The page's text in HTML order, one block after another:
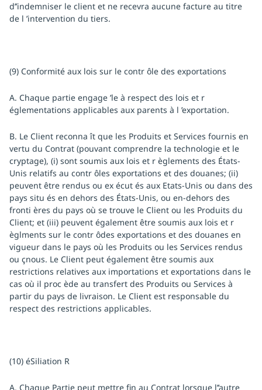
d’’indemniser le client et ne recevra aucune facture au titre
de l ’intervention du tiers.
(9) Conformité aux lois sur le contr ôle des exportations
A. Chaque partie engage ’le à respect des lois et r
églementations applicables aux parents à l ’exportation.
B. Le Client reconna ît que les Produits et Services fournis en
vertu du Contrat (pouvant comprendre la technologie et le
cryptage), (i) sont soumis aux lois et r èglements des États-
Unis relatifs au contr ôles exportations et des douanes; (ii)
peuvent être rendus ou ex écut és aux Etats-Unis ou dans des
pays situ és en dehors des États-Unis, ou en-dehors des
fronti ères du pays où se trouve le Client ou les Produits du
Client; et (iii) peuvent également être soumis aux lois et r
èglments sur le contr ôdes exportations et des douanes en
vigueur dans le pays où les Produits ou les Services rendus
ou çnous. Le Client peut également être soumis aux
restrictions relatives aux importations et exportations dans le
cas où il proc ède au transfert des Produits ou Services à
partir du pays de livraison. Le Client est responsable du
respect des restrictions applicables.
(10) éSiliation R
A. Chaque Partie peut mettre fin au Contrat lorsque l’’autre